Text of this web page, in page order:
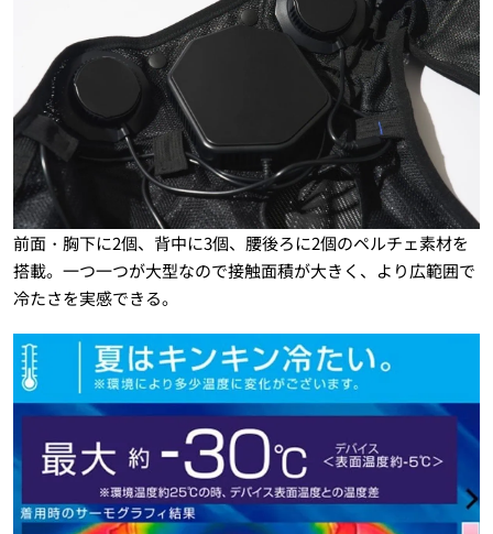
前面・胸下に2個、背中に3個、腰後ろに2個のペルチェ素材を
搭載。一つ一つが大型なので接触面積が大きく、より広範囲で
冷たさを実感できる。